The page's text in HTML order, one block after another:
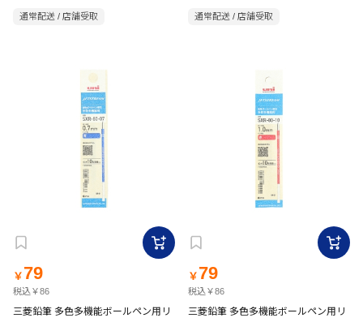
赤 替芯
通常配送 / 店舗受取
黒 替芯
通常配送 / 店舗受取
￥ 79
税込￥86
三菱鉛筆 多色多機能ボールペン用リ
￥ 79
税込￥86
三菱鉛筆 多色多機能ボールペン用リ